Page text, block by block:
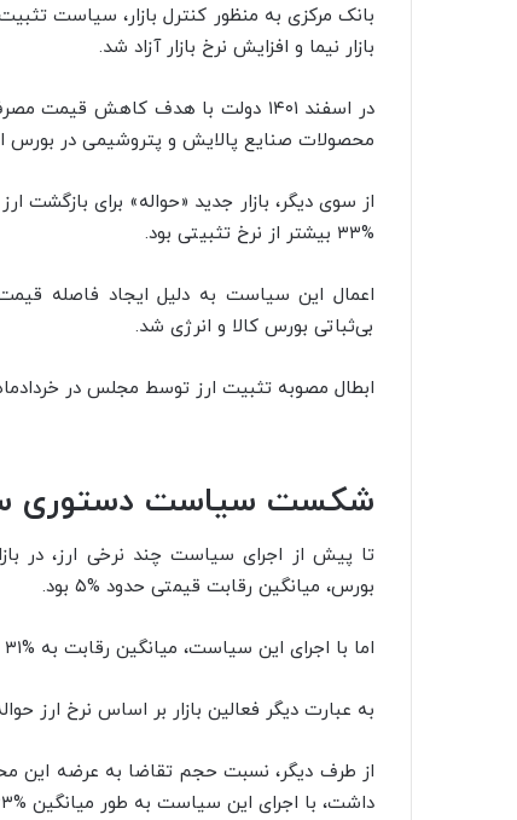
بانک مرکزی به منظور کنترل بازار، سیاست
بازار نیما و افزایش نرخ بازار آزاد شد.
محصولات صنایع پالایش و پتروشیمی در بورس
از سوی دیگر، بازار جدید «حواله» برای
%۳۳ بیشتر از نرخ تثبیتی بود.
اعمال این سیاست به دلیل ایجاد فاصله
بی‌ثباتی بورس کالا و انرژی شد.
ابطال مصوبه تثبیت ارز توسط مجلس در
شکست سیاست دستوری
بورس، میانگین رقابت قیمتی حدود %۵ بود.
اما با اجرای این سیاست، میانگین رقابت به %۳۱ افزایش یافت.
به عبارت دیگر فعالین بازار بر اساس نرخ ارز حواله که %۳۰ بالاتر از قیمت ۲۸۵۰۰ تومانی بوده،
داشت، با اجرای این سیاست به طور میانگین %۶۳ افزایش یافت.